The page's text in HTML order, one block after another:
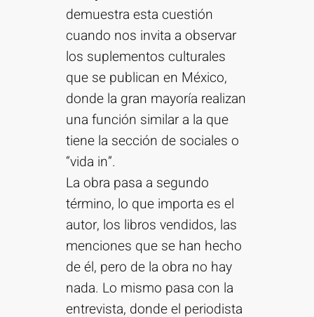
demuestra esta cuestión
cuando nos invita a observar
los suplementos culturales
que se publican en México,
donde la gran mayoría realizan
una función similar a la que
tiene la sección de sociales o
“vida in”.
La obra pasa a segundo
término, lo que importa es el
autor, los libros vendidos, las
menciones que se han hecho
de él, pero de la obra no hay
nada. Lo mismo pasa con la
entrevista, donde el periodista